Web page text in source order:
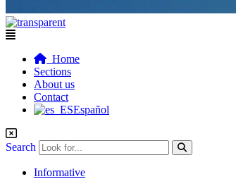
Flyout
Home
Sections
About us
Contact
Español
Search
Informative